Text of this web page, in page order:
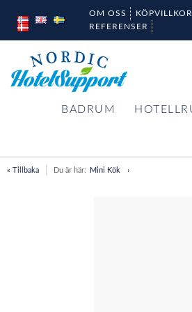
OM OSS KÖPVILLKOR
REFERENSER
BADRUM
« Tillbaka Du är här: Mini Kök